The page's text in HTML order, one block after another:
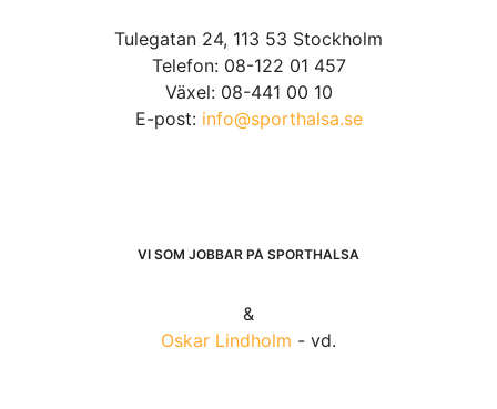
Tulegatan 24, 113 53 Stockholm
Telefon: 08-122 01 457
Växel: 08-441 00 10
E-post: info@sporthalsa.se
VI SOM JOBBAR PÅ SPORTHÄLSA
&
Oskar Lindholm - vd.